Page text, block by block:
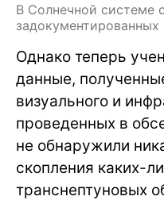
В Солнечной системе
задокументированных
Однако теперь
данные,
визуального и
проведенных в
не обнаружили
скопления каких-
транснептуновых